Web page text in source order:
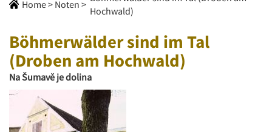
Home> Noten >
Hochwald)
Böhmerwälder sind im Tal
(Droben am Hochwald)
Na Šumavě je dolina